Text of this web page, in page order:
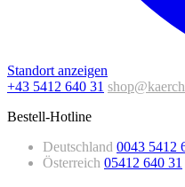
Standort anzeigen
+43 5412 640 31
Bestell-Hotline
Deutschland 0043 5412
Österreich 05412 640 31